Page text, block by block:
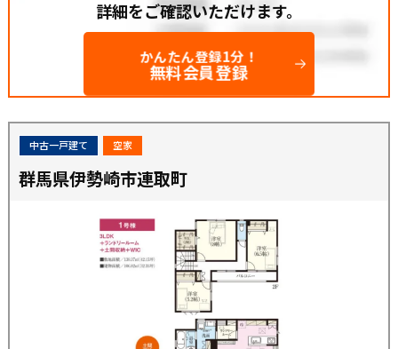
詳細をご確認いただけます。
かんたん登録1分！
無料会員登録
中古一戸建て 空家
群馬県伊勢崎市連取町